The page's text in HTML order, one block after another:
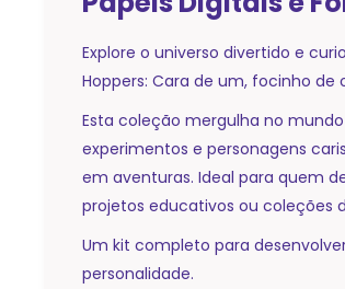
Explore o universo divertido e
Hoppers: Cara de um, focinho de
Esta coleção mergulha no
experimentos e personagens
em aventuras. Ideal para quem
projetos educativos ou coleções
Um kit completo para
personalidade.